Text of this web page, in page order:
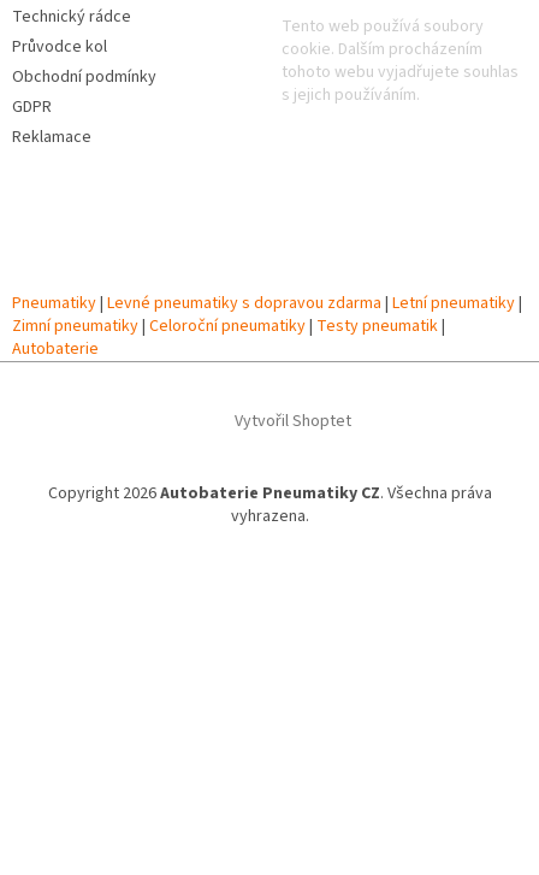
Technický rádce
Průvodce kol
Obchodní podmínky
GDPR
Reklamace
Tento web používá soubory
cookie. Dalším procházením
tohoto webu vyjadřujete souhlas
s jejich používáním.
Pneumatiky| Levné pneumatiky s dopravou zdarma | Letní pneumatiky|
Zimní pneumatiky| Celoroční pneumatiky| Testy pneumatik|
Autobaterie
Vytvořil Shoptet
Copyright 2026Autobaterie Pneumatiky CZ. Všechna práva
vyhrazena.